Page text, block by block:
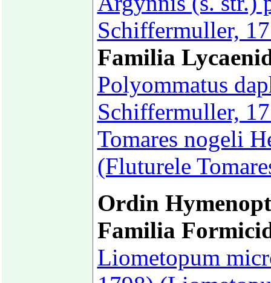
Schiffermuller,
Familia
Polyommatus
Schiffermuller,
Tomares nogeli
(Fluturele
Ordin
Familia
Liometopum